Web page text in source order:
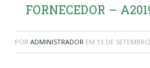
FORNECEDOR –
POR ADMINISTRADOR EM 13 DE